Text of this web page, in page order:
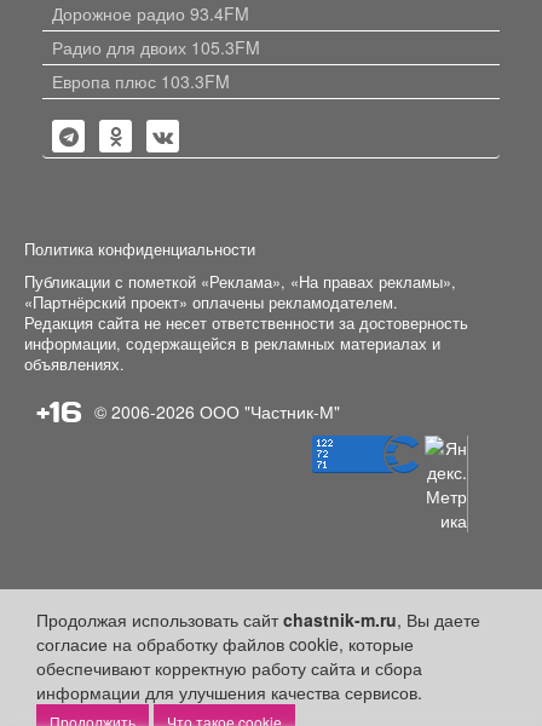
Продолжая использовать сайтchastnik-m.ru, Вы даете
согласие на обработку файлов cookie, которые
обеспечивают корректную работу сайта и сбора
информации для улучшения качества сервисов.
Что такое cookie
Дорожное радио 93.4FM
Радио для двоих 105.3FM
Европа плюс 103.3FM
Политика конфиденциальности
Публикации с пометкой «Реклама», «На правах рекламы»,
«Партнёрский проект» оплачены рекламодателем.
Редакция сайта не несет ответственности за достоверность
информации, содержащейся в рекламных материалах и
объявлениях.
+16 © 2006-2026 ООО "Частник-М"